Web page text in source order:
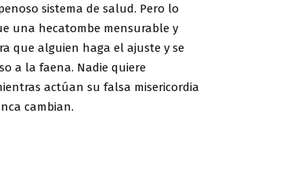
sistema de salud. Pero lo
una hecatombe mensurable y
que alguien haga el ajuste y se
a la faena. Nadie quiere
actúan su falsa misericordia
cambian.